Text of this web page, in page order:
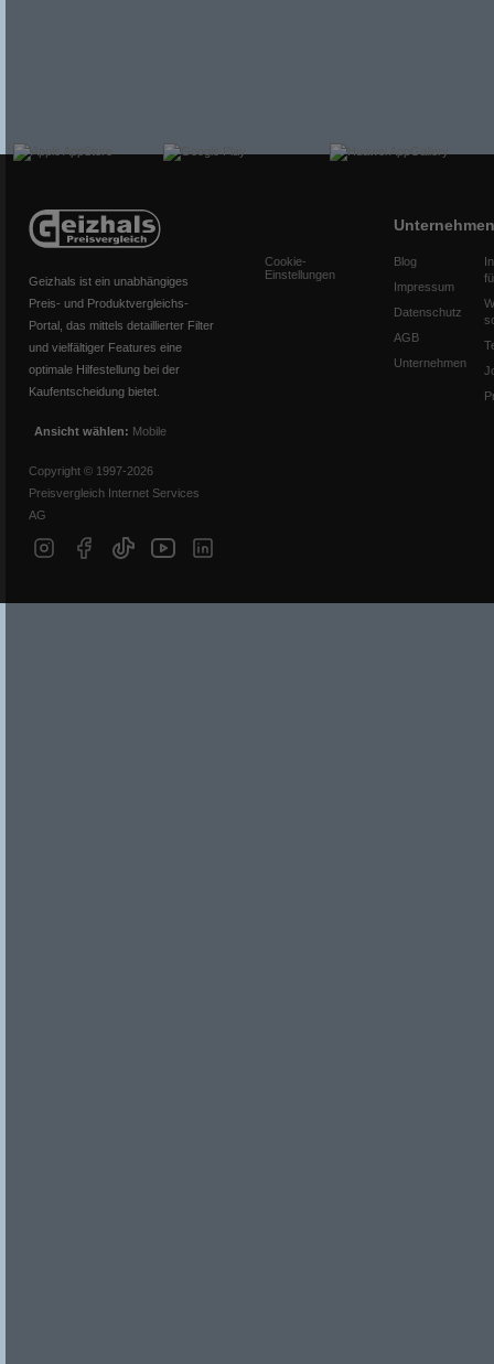
Geizhals ist ein unabhängiges
Preis- und Produktvergleichs-
Portal, das mittels detaillierter Filter
und vielfältiger Features eine
optimale Hilfestellung bei der
Kaufentscheidung bietet.
Ansicht wählen: Mobile
Copyright © 1997-2026
Preisvergleich Internet Services
AG
Cookie-
Einstellungen
Unternehmen
Blog
Impressum
Datenschutz
AGB
Unternehmen